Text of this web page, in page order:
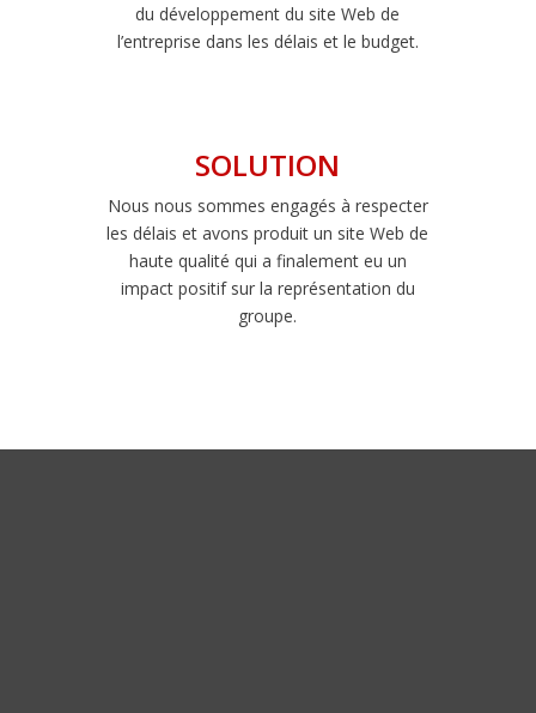
du développement du site Web de
l’entreprise dans les délais et le budget.
SOLUTION
Nous nous sommes engagés à respecter
les délais et avons produit un site Web de
haute qualité qui a finalement eu un
impact positif sur la représentation du
groupe.